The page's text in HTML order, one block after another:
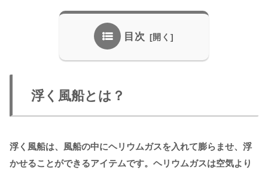
目次
浮く風船とは？
浮く風船は、風船の中にヘリウムガスを入れて膨らませ、浮
かせることができるアイテムです。ヘリウムガスは空気より